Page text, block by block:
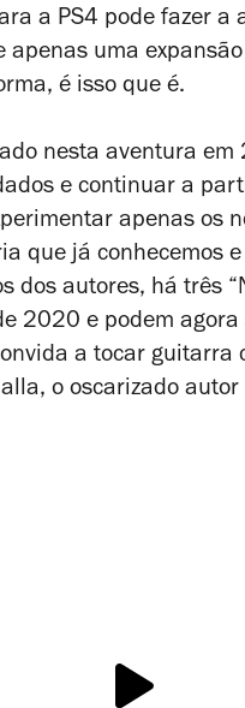
a PS4 pode fazer a
apenas uma
é isso que é.
nesta aventura
e continuar a
apenas os
que já conhecemos
dos autores, há três
2020 e podem
a tocar guitarra
o oscarizado